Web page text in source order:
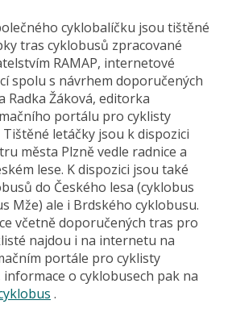
cyklobalíčku jsou tištěné
tras cyklobusů zpracované
RAMAP, internetové
spolu s návrhem doporučených
Radka Žáková, editorka
portálu pro cyklisty
letáčky jsou k dispozici
města Plzně vedle radnice a
lese. K dispozici jsou také
do Českého lesa (cyklobus
Mže) ale i Brdského cyklobusu.
včetně doporučených tras pro
najdou i na internetu na
portále pro cyklisty
o cyklobusech pak na
.